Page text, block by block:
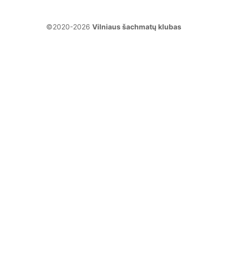
©2020-2026 Vilniaus šachmatų klubas